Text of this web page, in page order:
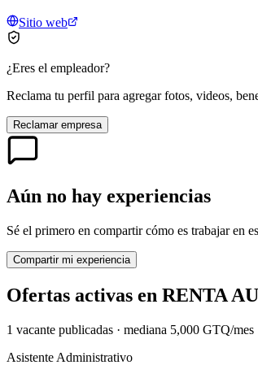
Sitio web
¿Eres el empleador?
Reclama tu perfil para agregar fotos, videos,
Reclamar empresa
Aún no hay experiencias
Sé el primero en compartir cómo es trabajar en
Compartir mi experiencia
Ofertas activas en RENTA
1 vacante publicadas · mediana 5,000 GTQ/mes
Asistente Administrativo